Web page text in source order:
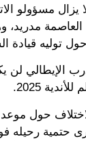
مسؤولو
مدريد،
توليه قيادة
الإيطالي لن
2025.
حول موعد
حتمية رحيله